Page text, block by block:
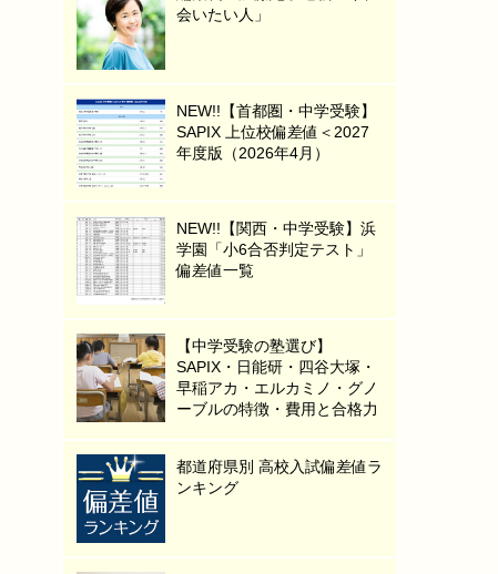
会いたい人」
NEW!!【首都圏・中学受験】
SAPIX 上位校偏差値＜2027
年度版（2026年4月）
NEW!!【関西・中学受験】浜
学園「小6合否判定テスト」
偏差値一覧
【中学受験の塾選び】
SAPIX・日能研・四谷大塚・
早稲アカ・エルカミノ・グノ
ーブルの特徴・費用と合格力
都道府県別 高校入試偏差値ラ
ンキング